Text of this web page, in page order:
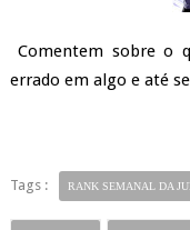
Comentem sobre o
errado em algo e até
Tags : RANK SEMANAL DA